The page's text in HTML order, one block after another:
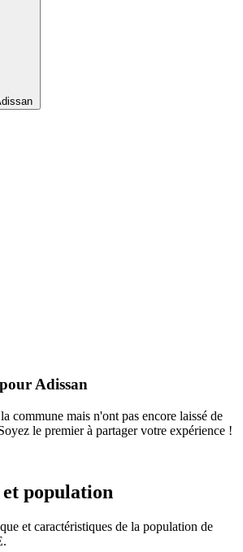
Adissan
commune mais n'ont pas encore laissé de
le premier à partager votre expérience !
population
et caractéristiques de la population de